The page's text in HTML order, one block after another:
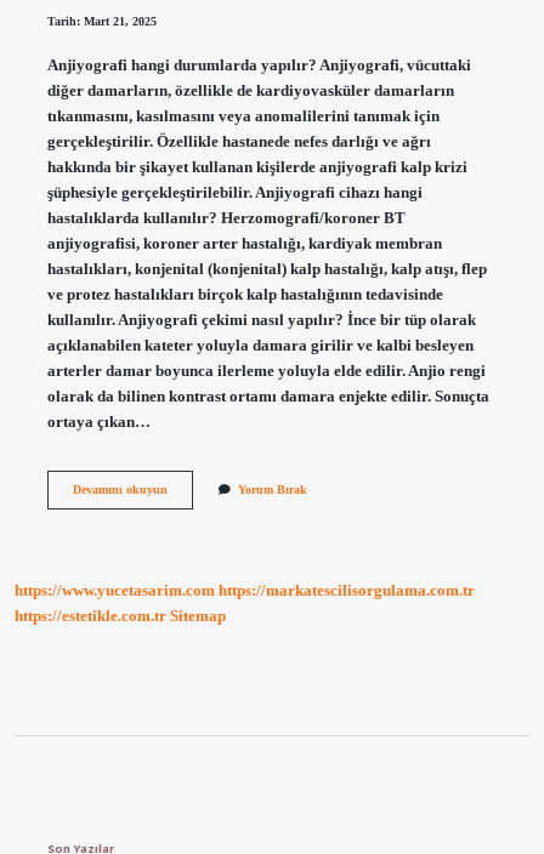
Tarih: Mart 21, 2025
Anjiyografi hangi durumlarda yapılır? Anjiyografi, vücuttaki
diğer damarların, özellikle de kardiyovasküler damarların
tıkanmasını, kasılmasını veya anomalilerini tanımak için
gerçekleştirilir. Özellikle hastanede nefes darlığı ve ağrı
hakkında bir şikayet kullanan kişilerde anjiyografi kalp krizi
şüphesiyle gerçekleştirilebilir. Anjiyografi cihazı hangi
hastalıklarda kullanılır? Herzomografi/koroner BT
anjiyografisi, koroner arter hastalığı, kardiyak membran
hastalıkları, konjenital (konjenital) kalp hastalığı, kalp atışı, flep
ve protez hastalıkları birçok kalp hastalığının tedavisinde
kullanılır. Anjiyografi çekimi nasıl yapılır? İnce bir tüp olarak
açıklanabilen kateter yoluyla damara girilir ve kalbi besleyen
arterler damar boyunca ilerleme yoluyla elde edilir. Anjio rengi
olarak da bilinen kontrast ortamı damara enjekte edilir. Sonuçta
ortaya çıkan…
Devamını okuyunAnjiyografi
Yorum Bırak
https://www.yucetasarim.com https://markatescilisorgulama.com.tr
https://estetikle.com.tr Sitemap
Son Yazılar